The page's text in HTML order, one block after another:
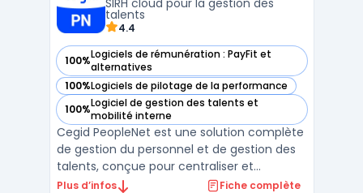
nombreuses obligations ...
SIRH cloud pour la gestion des
talents
4.4
100%Logiciels de rémunération : PayFit et
alternatives
— voir Cegid Peoplenet dans cette catégorie
100%Logiciels de pilotage de la performance
— voir Cegid Peoplenet dans cette catégorie
100%Logiciel de gestion des talents et
mobilité interne
— voir Cegid Peoplenet dans cette catégorie
Cegid PeopleNet est une solution complète
de gestion du personnel et de gestion des
talents, conçue pour centraliser et
automatiser les processus RH. Destiné aux
Plus d’infos Fiche complète